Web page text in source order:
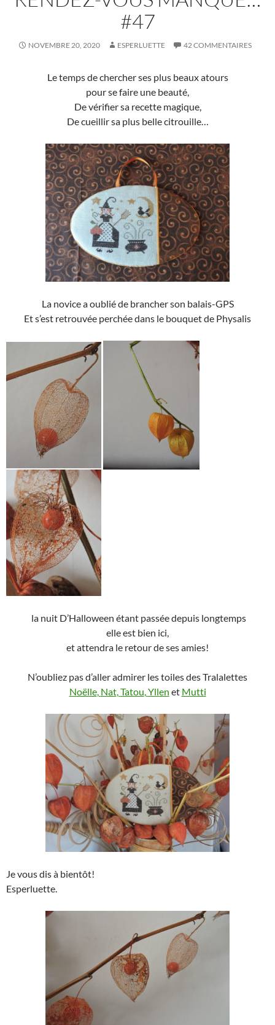
#47
NOVEMBRE 20, 2020 ESPERLUETTE 42 COMMENTAIRES
Le temps de chercher ses plus beaux atours
pour se faire une beauté,
De vérifier sa recette magique,
De cueillir sa plus belle citrouille…
La novice a oublié de brancher son balais-GPS
Et s’est retrouvée perchée dans le bouquet de Physalis
la nuit D’Halloween étant passée depuis longtemps
elle est bien ici,
et attendra le retour de ses amies!
N’oubliez pas d’aller admirer les toiles des Tralalettes
Noëlle, Nat,Tatou,Yllen et Mutti
Je vous dis à bientôt!
Esperluette.